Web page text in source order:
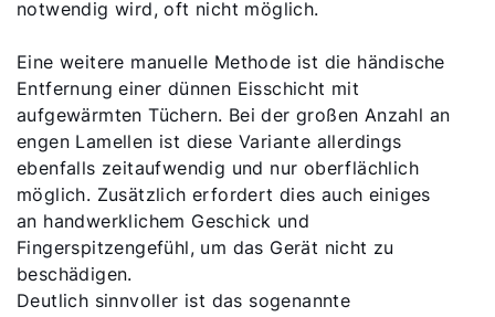
notwendig wird, oft nicht möglich.
Eine weitere manuelle Methode ist die händische
Entfernung einer dünnen Eisschicht mit
aufgewärmten Tüchern. Bei der großen Anzahl an
engen Lamellen ist diese Variante allerdings
ebenfalls zeitaufwendig und nur oberflächlich
möglich. Zusätzlich erfordert dies auch einiges
an handwerklichem Geschick und
Fingerspitzengefühl, um das Gerät nicht zu
beschädigen.
Deutlich sinnvoller ist das sogenannte